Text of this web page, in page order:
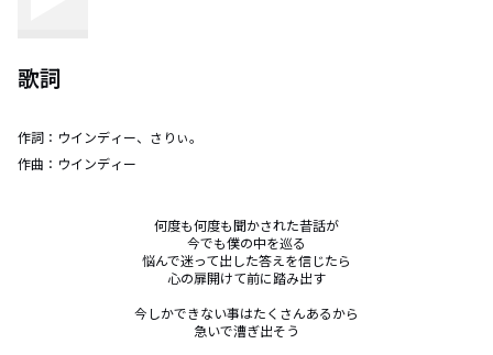
歌詞
作詞： ウインディー、さりぃ。
作曲： ウインディー
何度も何度も聞かされた昔話が
今でも僕の中を巡る
悩んで迷って出した答えを信じたら
心の扉開けて前に踏み出す
今しかできない事はたくさんあるから
急いで漕ぎ出そう